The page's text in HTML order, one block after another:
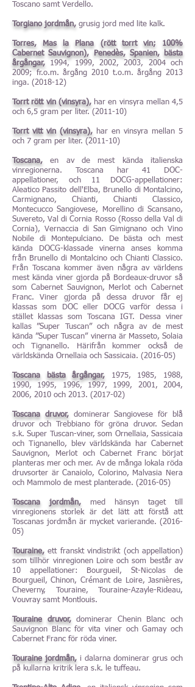
Toscano samt Verdello.
Torgiano jordmån, grusig jord med lite kalk.
Torres, Mas la Plana (rött torrt vin; 100%
Cabernet Sauvignon), Penedès, Spanien, bästa
årgångar, 1994, 1999, 2002, 2003, 2004 och
2009; fr.o.m. årgång 2010 t.o.m. årgång 2013
inga. (2018-12)
Torrt rött vin (vinsyra),har en vinsyra mellan 4,5
och 6,5 gram per liter. (2011-10)
Torrt vitt vin (vinsyra), har en vinsyra mellan 5
och 7 gram per liter. (2011-10)
Toscana, en av de mest kända italienska
vinregionerna. Toscana har 41 DOC-
appellationer, och 11 DOCG-appellationer:
Aleatico Passito dell'Elba, Brunello di Montalcino,
Carmignano, Chianti, Chianti Classico,
Montecucco Sangiovese, Morellino di Scansano,
Suvereto, Val di Cornia Rosso (Rosso della Val di
Cornia), Vernaccia di San Gimignano och Vino
Nobile di Montepulciano. De bästa och mest
kända DOCG-klassade vinerna anses komma
från Brunello di Montalcino och Chianti Classico.
Från Toscana kommer även några av världens
mest kända viner gjorda på Bordeaux-druvor så
som Cabernet Sauvignon, Merlot och Cabernet
Franc. Viner gjorda på dessa druvor får ej
klassas som DOC eller DOCG varför dessa i
stället klassas som Toscana IGT. Dessa viner
kallas ”Super Tuscan” och några av de mest
kända ”Super Tuscan” vinerna är Masseto, Solaia
och Tignanello. Härifrån kommer också de
världskända Ornellaia och Sassicaia. (2016-05)
Toscana bästa årgångar, 1975, 1985, 1988,
1990, 1995, 1996, 1997, 1999, 2001, 2004,
2006, 2010 och 2013. (2017-02)
Toscana druvor, dominerar Sangiovese för blå
druvor och Trebbiano för gröna druvor. Sedan
s.k. Super Tuscan-viner, som Ornellaia, Sassicaia
och Tignanello, blev världskända har Cabernet
Sauvignon, Merlot och Cabernet Franc börjat
planteras mer och mer. Av de många lokala röda
druvsorter är Canaiolo, Colorino, Malvasia Nera
och Mammolo de mest planterade. (2016-05)
Toscana jordmån, med hänsyn taget till
vinregionens storlek är det lätt att förstå att
Toscanas jordmån är mycket varierande. (2016-
05)
Touraine, ett franskt vindistrikt (och appellation)
som tillhör vinregionen Loire och som består av
10 appellationer: Bourgueil, St-Nicolas de
Bourgueil, Chinon, Crémant de Loire, Jasnières,
Cheverny, Touraine, Touraine-Azayle-Rideau,
Vouvray samt Montlouis.
Touraine druvor,dominerar Chenin Blanc och
Sauvignon Blanc för vita viner och Gamay och
Cabernet Franc för röda viner.
Touraine jordmån,i dalarna dominerar grus och
på kullarna kritrik lera s.k. le tuffeau.